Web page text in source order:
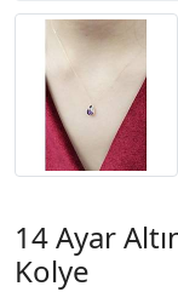
14 Ayar
Kolye